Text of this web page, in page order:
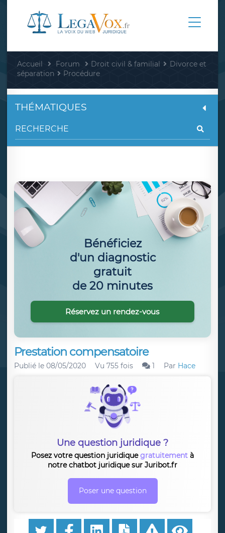
Accueil Forum Droit civil & familial
Divorce et
séparation
Procédure
Prestation compensatoire
Publié le 08/05/2020 Vu 755 fois 1 Par Hace
Une question juridique ?
Posez votre question juridiquegratuitement à
notre chatbot juridique sur Juribot.fr
Poser une question
THÉMATIQUES
Bénéficiez
d'un diagnostic
gratuit
de 20 minutes
Réservez un rendez-vous